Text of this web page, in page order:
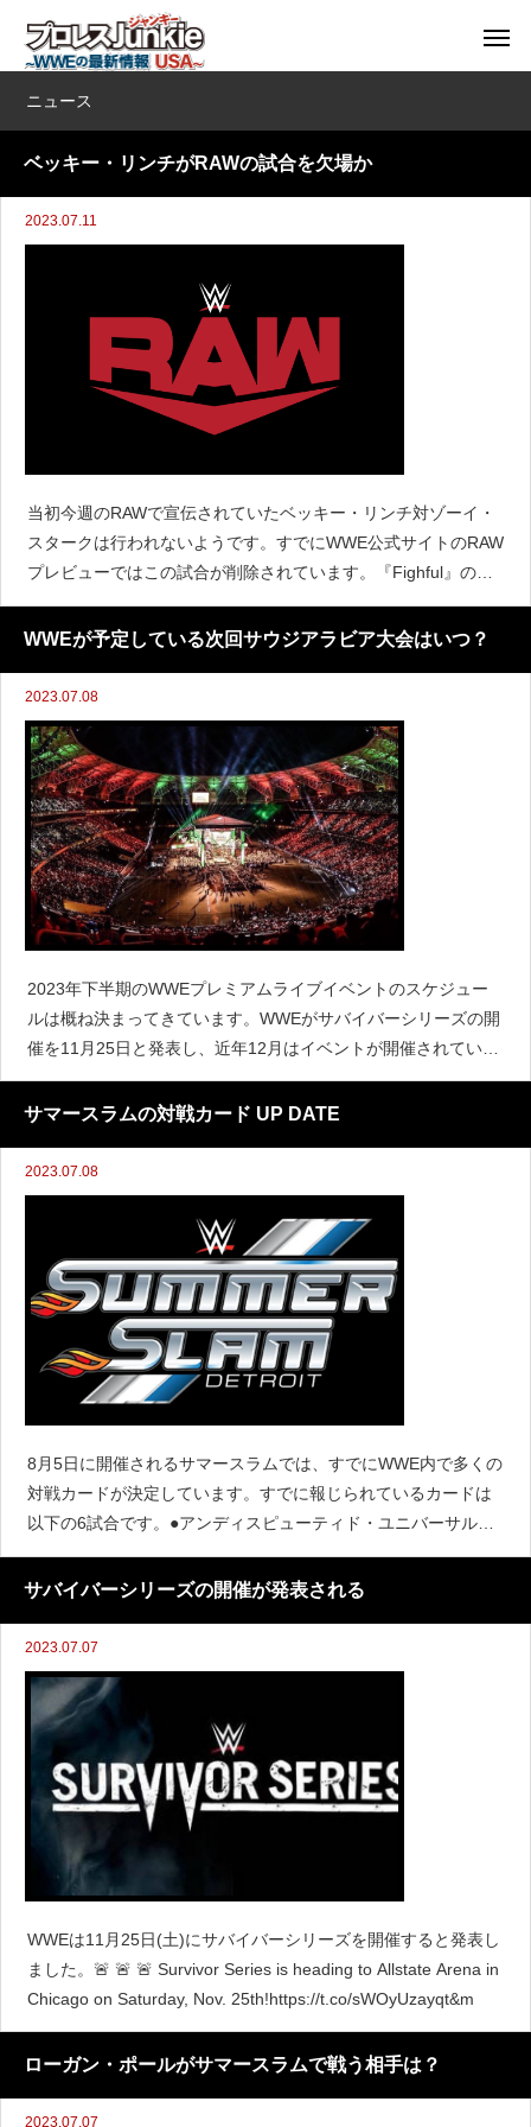
ニュース
ベッキー・リンチがRAWの試合を欠場か
2023.07.11
当初今週のRAWで宣伝されていたベッキー・リンチ対ゾーイ・
スタークは行われないようです。すでにWWE公式サイトのRAW
プレビューではこの試合が削除されています。『Fighful』のシ
ョーン・ロス・サップによると、ベッキーは試合に出ることを
許可されていないためRAWの試合がなくなったと
WWEが予定している次回サウジアラビア大会はいつ？
2023.07.08
2023年下半期のWWEプレミアムライブイベントのスケジュー
ルは概ね決まってきています。WWEがサバイバーシリーズの開
催を11月25日と発表し、近年12月はイベントが開催されていな
いことから、今年最後のイベントになる可能性があります。そ
してサウジアラビア大会は年に2回開催されています
サマースラムの対戦カード UP DATE
2023.07.08
8月5日に開催されるサマースラムでは、すでにWWE内で多くの
対戦カードが決定しています。すでに報じられているカードは
以下の6試合です。●アンディスピューティド・ユニバーサルタ
イトル戦：ローマン・レインズ対ジェイ・ウーソ●コーディ・ロ
ーデス対ブロック・レスナー●トリッシュ・スト
サバイバーシリーズの開催が発表される
2023.07.07
WWEは11月25日(土)にサバイバーシリーズを開催すると発表し
ました。🚨 🚨 🚨 Survivor Series is heading to Allstate Arena in
Chicago on Saturday, Nov. 25th!https://t.co/sWOyUzayqt&m
ローガン・ポールがサマースラムで戦う相手は？
2023.07.07